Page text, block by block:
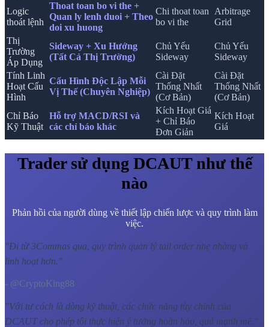
Logic
thoát lệnh
Thoat toan bo vi the +
Quan ly lenh duoi + Theo
doi xu huong
Chi thoat toan
bo vi the
Arbitrage
Grid
Thị
Trường
Áp Dụng
Sideway + Xu Hướng
(Tất Cả Thị Trường)
Chủ Yếu
Sideway
Chủ Yếu
Sideway
Tính Linh
Hoạt Cấu
Hình
Cấu Hình Độc Lập Mỗi
Vị Thế (Chuyên Nghiệp)
Cài Đặt
Thống Nhất
(Cơ Bản)
Cài Đặt
Thống Nhất
(Cơ Bản)
Chỉ Báo
Kỹ Thuật
Hỗ trợ MACD/RSI và
các chỉ báo khác
Kích Hoạt Giá
+ Chỉ Báo
Đơn Giản
Kích Hoạt
Giá
Trader sử dụng DCAUT như thế
nào
Phản hồi của người dùng về thiết lập chiến lược và quy trình làm
việc.
"Đi từ 3Commas qua, quy trình quản lý tail order nhẹ nhàng và
linh hoạt hơn."
- @CryptoKing88
"Với tư cách là dòng kỹ thuật, các chức năng tùy chỉnh của
DCAUT cho phép tôi thực hiện ý tưởng hoàn hảo, quá mạnh mẽ. "